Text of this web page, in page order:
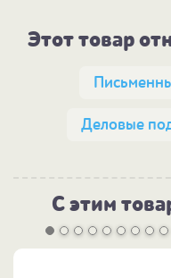
Этот товар
Деловые
С этим